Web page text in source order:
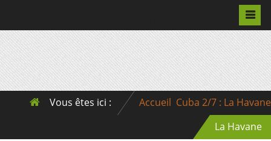
Vous êtes ici : Accueil Cuba 2/7 : La Havane
La Havane